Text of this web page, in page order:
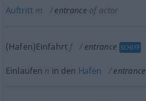
Auftritt m entrance of actor
(Hafen)Einfahrt f entrance SCHIFF
Einlaufen n in den Hafen entrance